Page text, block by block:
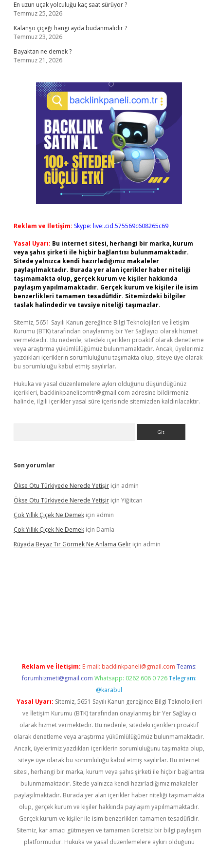
En uzun uçak yolculuğu kaç saat sürüyor ?
Temmuz 25, 2026
Kalanşo çiçeği hangi ayda budanmalıdır ?
Temmuz 23, 2026
Bayaktan ne demek ?
Temmuz 21, 2026
Reklam ve İletişim: Skype: live:.cid.575569c608265c69
Yasal Uyarı: Bu internet sitesi, herhangi bir marka, kurum
veya şahıs şirketi ile hiçbir bağlantısı bulunmamaktadır.
Sitede yalnızca kendi hazırladığımız makaleler
paylaşılmaktadır. Burada yer alan içerikler haber niteliği
taşımamakta olup, gerçek kurum ve kişiler hakkında
paylaşım yapılmamaktadır. Gerçek kurum ve kişiler ile isim
benzerlikleri tamamen tesadüfidir. Sitemizdeki bilgiler
taslak halindedir ve tavsiye niteliği taşımazlar.
Sitemiz, 5651 Sayılı Kanun gereğince Bilgi Teknolojileri ve İletişim
Kurumu (BTK) tarafından onaylanmış bir Yer Sağlayıcı olarak hizmet
vermektedir. Bu nedenle, sitedeki içerikleri proaktif olarak denetleme
veya araştırma yükümlülüğümüz bulunmamaktadır. Ancak, üyelerimiz
yazdıkları içeriklerin sorumluluğunu taşımakta olup, siteye üye olarak
bu sorumluluğu kabul etmiş sayılırlar.
Hukuka ve yasal düzenlemelere aykırı olduğunu düşündüğünüz
içerikleri, backlinkpanelicomtr@gmail.com adresine bildirmeniz
halinde, ilgili içerikler yasal süre içerisinde sitemizden kaldırılacaktır.
Son yorumlar
Ökse Otu Türkiyede Nerede Yetişir için admin
Ökse Otu Türkiyede Nerede Yetişir için Yiğitcan
Çok Yıllık Çiçek Ne Demek için admin
Çok Yıllık Çiçek Ne Demek için Damla
Rüyada Beyaz Tır Görmek Ne Anlama Gelir için admin
Reklam ve İletişim: E-mail: backlinkpaneli@gmail.com Teams:
forumhizmeti@gmail.com Whatsapp: 0262 606 0 726 Telegram:
@karabul
Yasal Uyarı: Sitemiz, 5651 Sayılı Kanun gereğince Bilgi Teknolojileri
ve İletişim Kurumu (BTK) tarafından onaylanmış bir Yer Sağlayıcı
olarak hizmet vermektedir. Bu nedenle, sitedeki içerikleri proaktif
olarak denetleme veya araştırma yükümlülüğümüz bulunmamaktadır.
Ancak, üyelerimiz yazdıkları içeriklerin sorumluluğunu taşımakta olup,
siteye üye olarak bu sorumluluğu kabul etmiş sayılırlar. Bu internet
sitesi, herhangi bir marka, kurum veya şahıs şirketi ile hiçbir bağlantısı
bulunmamaktadır. Sitede yalnızca kendi hazırladığımız makaleler
paylaşılmaktadır. Burada yer alan içerikler haber niteliği taşımamakta
olup, gerçek kurum ve kişiler hakkında paylaşım yapılmamaktadır.
Gerçek kurum ve kişiler ile isim benzerlikleri tamamen tesadüfidir.
Sitemiz, kar amacı gütmeyen ve tamamen ücretsiz bir bilgi paylaşım
platformudur. Hukuka ve yasal düzenlemelere aykırı olduğunu